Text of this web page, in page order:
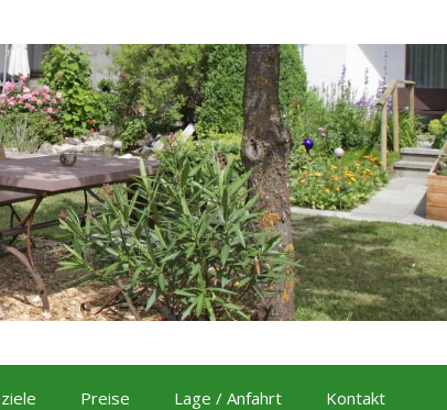
Preise Lage / Anfahrt Kontakt